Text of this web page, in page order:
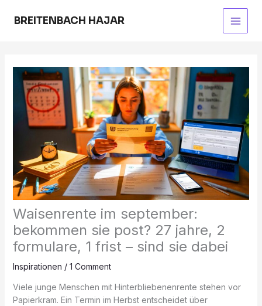
BREITENBACH HAJAR
Main
Waisenrente im september:
bekommen sie post? 27 jahre, 2
formulare, 1 frist – sind sie dabei
Inspirationen / 1 Comment
Viele junge Menschen mit Hinterbliebenenrente stehen vor
Papierkram. Ein Termin im Herbst entscheidet über